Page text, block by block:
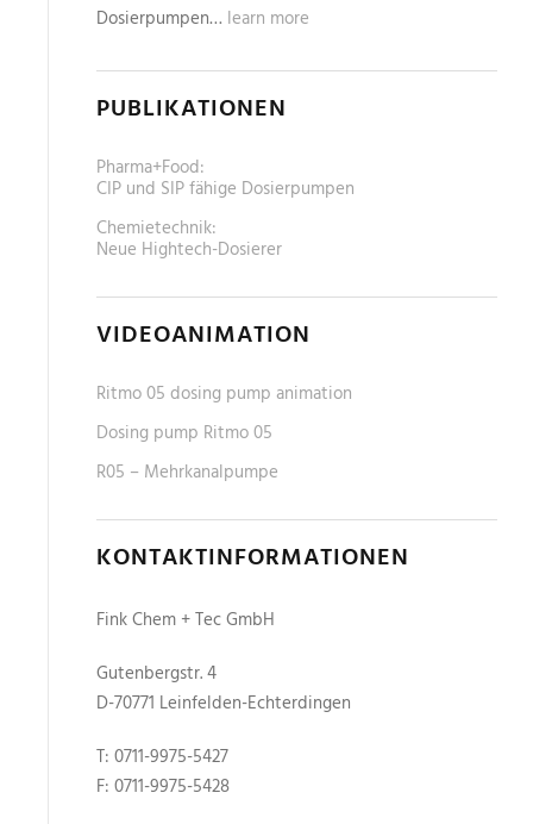
Dosierpumpen… learn more
PUBLIKATIONEN
Pharma+Food:
CIP und SIP fähige Dosierpumpen
Chemietechnik:
Neue Hightech-Dosierer
VIDEOANIMATION
Ritmo 05 dosing pump animation
Dosing pump Ritmo 05
R05 – Mehrkanalpumpe
KONTAKTINFORMATIONEN
Fink Chem + Tec GmbH
Gutenbergstr. 4
D-70771 Leinfelden-Echterdingen
T: 0711-9975-5427
F: 0711-9975-5428